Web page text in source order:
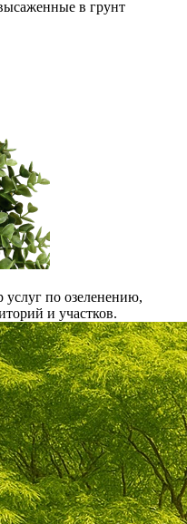
в грунт
по озеленению,
и участков.